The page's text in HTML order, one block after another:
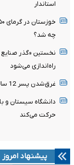
استاندار
چه شد؟
نخستین «گذر صنایع
راه‌اندازی می‌شود
غرق‌شدن پسر 12 ساله در یکی از استخرهای شنای شهرستان میبد
دانشگاه سیستان و
حرکت می‌کند
پیشنهاد امروز